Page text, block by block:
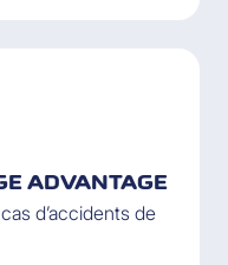
ADVANTAGE
d’accidents de